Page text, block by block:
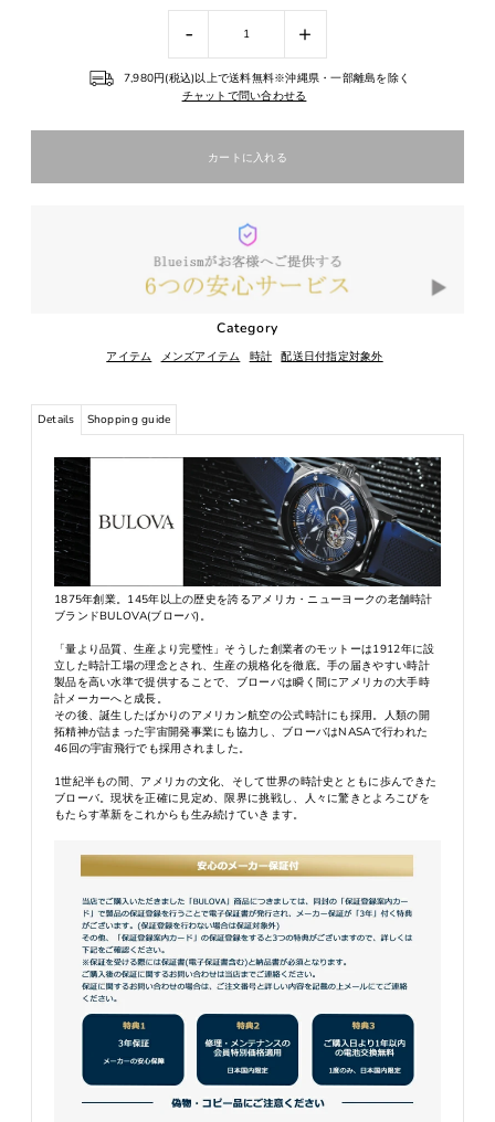
- +
7,980円(税込)以上で送料無料※沖縄県・一部離島を除く
チャットで問い合わせる
Category
アイテム メンズアイテム 時計 配送日付指定対象外
Details Shopping guide
1875年創業。145年以上の歴史を誇るアメリカ・ニューヨークの老舗時計
ブランドBULOVA(ブローバ)。
「量より品質、生産より完璧性」そうした創業者のモットーは1912年に設
立した時計工場の理念とされ、生産の規格化を徹底。手の届きやすい時計
製品を高い水準で提供することで、ブローバは瞬く間にアメリカの大手時
計メーカーへと成長。
その後、誕生したばかりのアメリカン航空の公式時計にも採用。人類の開
拓精神が詰まった宇宙開発事業にも協力し、ブローバはNASAで行われた
46回の宇宙飛行でも採用されました。
1世紀半もの間、アメリカの文化、そして世界の時計史とともに歩んできた
ブローバ。現状を正確に見定め、限界に挑戦し、人々に驚きとよろこびを
もたらす革新をこれからも生み続けていきます。